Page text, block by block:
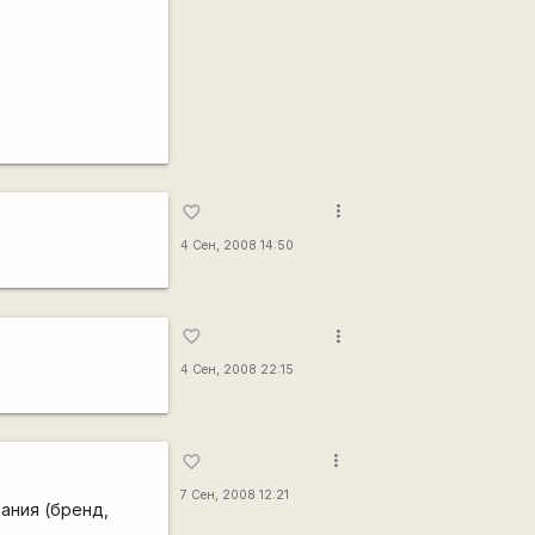
favorite_border
4 Сен, 2008 14:50
more_vert
favorite_border
4 Сен, 2008 22:15
more_vert
(бренд,
favorite_border
7 Сен, 2008 12:21
more_vert